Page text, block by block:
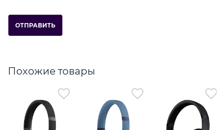
Похожие товары